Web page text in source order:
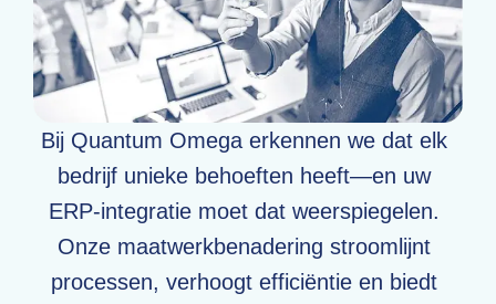
Bij Quantum Omega erkennen we dat elk
bedrijf unieke behoeften heeft—en uw
ERP-integratie moet dat weerspiegelen.
Onze maatwerkbenadering stroomlijnt
processen, verhoogt efficiëntie en biedt